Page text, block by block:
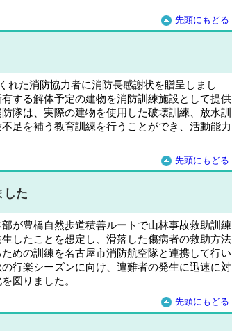
先頭にもどる
れた消防協力者に消防長感謝状を贈呈しまし
する解体予定の建物を消防訓練施設として提供
隊は、実際の建物を使用した破壊訓練、放水訓
足を補う教育訓練を行うことができ、活動能力
先頭にもどる
した
が豊橋自然歩道積善ルートで山林事故救助訓練
したことを想定し、滑落した傷病者の救助方法
めの訓練を名古屋市消防航空隊と連携して行い
行楽シーズンに向け、遭難者の発生に迅速に対
図りました。
先頭にもどる